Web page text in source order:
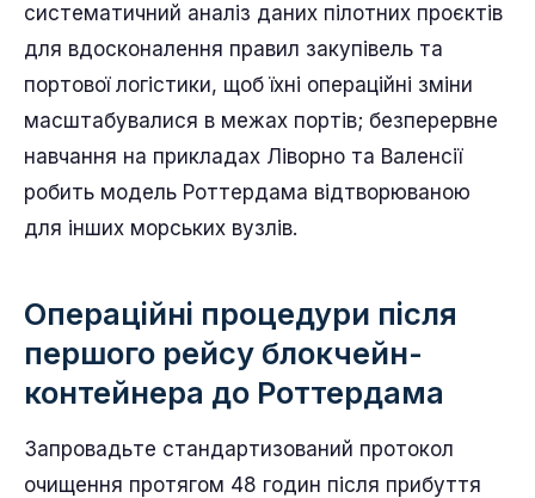
систематичний аналіз даних пілотних проєктів
для вдосконалення правил закупівель та
портової логістики, щоб їхні операційні зміни
масштабувалися в межах портів; безперервне
навчання на прикладах Ліворно та Валенсії
робить модель Роттердама відтворюваною
для інших морських вузлів.
Операційні процедури після
першого рейсу блокчейн-
контейнера до Роттердама
Запровадьте стандартизований протокол
очищення протягом 48 годин після прибуття